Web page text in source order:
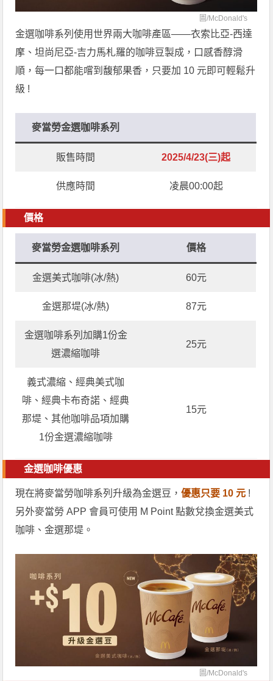
圖/McDonald's
金選咖啡系列使用世界兩大咖啡產區——衣索比亞-西達
摩、坦尚尼亞-吉力馬札羅的咖啡豆製成，口感香醇滑
順，每一口都能嚐到馥郁果香，只要加 10 元即可輕鬆升
級 !
麥當勞金選咖啡系列
販售時間 2025/4/23(三)起
供應時間 凌晨00:00起
價格
麥當勞金選咖啡系列 價格
金選美式咖啡(冰/熱) 60元
金選那堤(冰/熱) 87元
金選咖啡系列加購1份金
選濃縮咖啡
25元
義式濃縮、經典美式咖
啡、經典卡布奇諾、經典
那堤、其他咖啡品項加購
1份金選濃縮咖啡
15元
金選咖啡優惠
現在將麥當勞咖啡系列升級為金選豆，優惠只要 10 元 !
另外麥當勞 APP 會員可使用 M Point 點數兌換金選美式
咖啡、金選那堤。
圖/McDonald's